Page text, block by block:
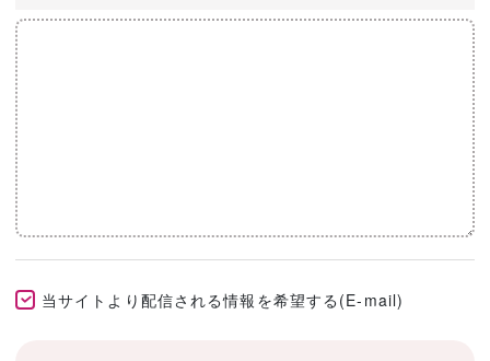
当サイトより配信される情報を希望する(E-mail)